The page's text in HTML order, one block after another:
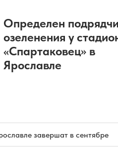
Определен
озеленения у
«Спартаковец» в
Ярославле
завершат в сентябре